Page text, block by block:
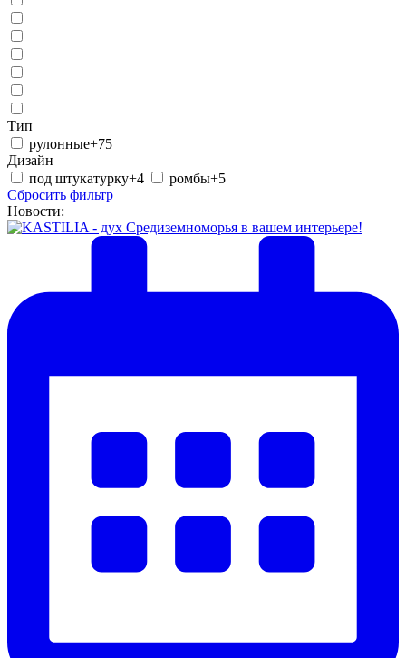
Тип
рулонные+75
Дизайн
под штукатурку+4 ромбы+5
Сбросить фильтр
Новости: